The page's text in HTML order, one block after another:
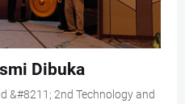
Dibuka
&#8211; 2nd Technology and